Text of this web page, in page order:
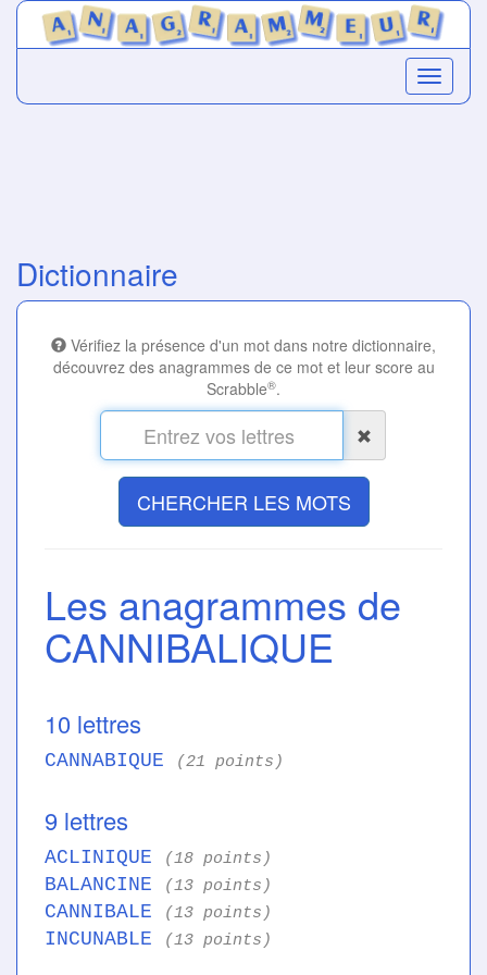
Dictionnaire
Vérifiez la présence d'un mot dans notre dictionnaire,
découvrez des anagrammes de ce mot et leur score au
Scrabble®.
CHERCHER LES MOTS
Les anagrammes de
CANNIBALIQUE
10 lettres
CANNABIQUE (21 points)
9 lettres
ACLINIQUE (18 points)
BALANCINE (13 points)
CANNIBALE (13 points)
INCUNABLE (13 points)